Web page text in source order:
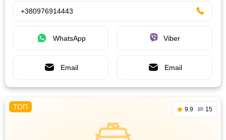
+380976914443
WhatsApp Viber
Email Email
9.9 15